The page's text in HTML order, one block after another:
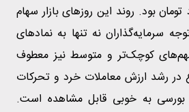
میلیارد تومان بود. روند این روز‌های بازار سهام
سرمایه‌گذاران نه تنها به نماد‌های
کوچک‌تر و متوسط نیز معطوف
رشد ارزش معاملات خرد و تحرکات
بورسی به خوبی قابل مشاهده است.